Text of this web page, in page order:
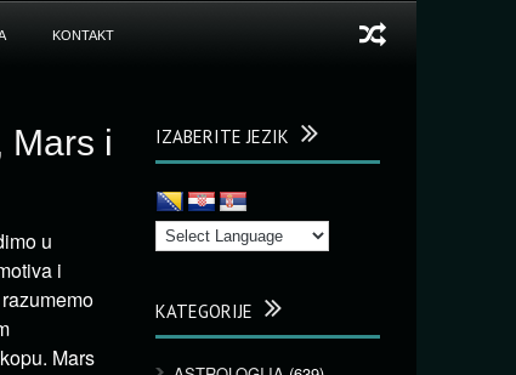
KONTAKT
Mars i
u
i
Mars
IZABERITE JEZIK
KATEGORIJE